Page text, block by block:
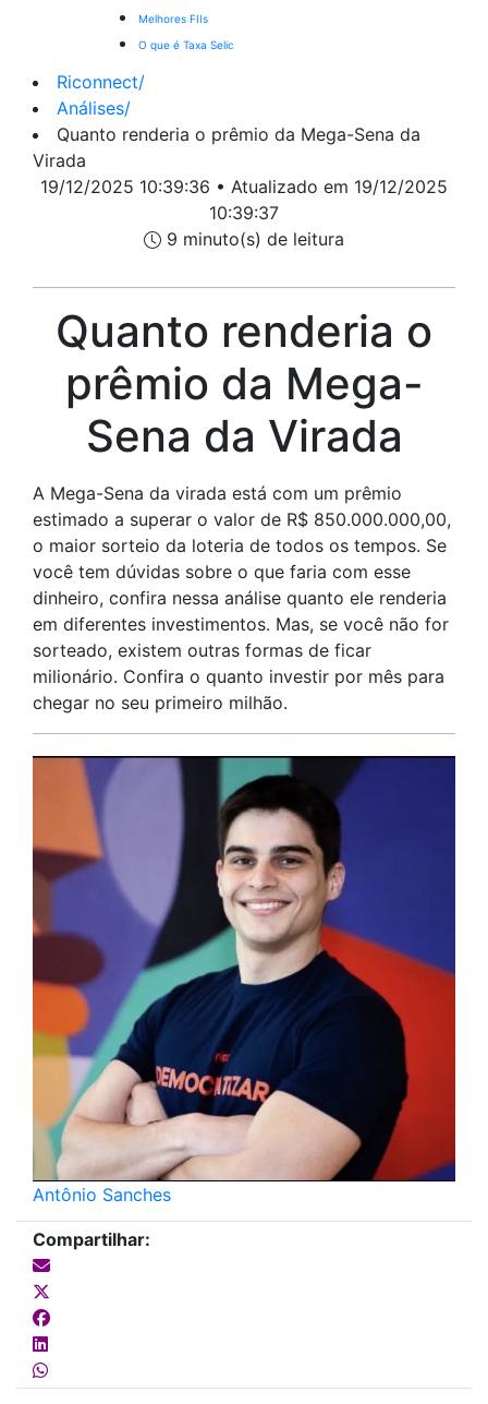
Melhores FIIs
O que é Taxa Selic
Riconnect/
Análises/
Quanto renderia o prêmio da Mega-Sena da
Virada
19/12/2025 10:39:36 • Atualizado em 19/12/2025
10:39:37
9 minuto(s) de leitura
Quanto renderia o
prêmio da Mega-
Sena da Virada
A Mega-Sena da virada está com um prêmio
estimado a superar o valor de R$ 850.000.000,00,
o maior sorteio da loteria de todos os tempos. Se
você tem dúvidas sobre o que faria com esse
dinheiro, confira nessa análise quanto ele renderia
em diferentes investimentos. Mas, se você não for
sorteado, existem outras formas de ficar
milionário. Confira o quanto investir por mês para
chegar no seu primeiro milhão.
Antônio Sanches
Compartilhar: